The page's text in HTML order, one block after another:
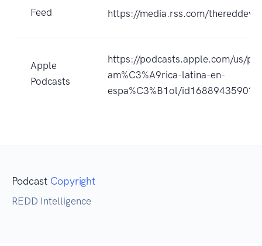
Feed https://media.rss.com/
Apple
Podcasts
https://podcasts.apple.com/us/
am%C3%A9rica-latina-en-
espa%C3%B1ol/
Podcast Copyright
REDD Intelligence